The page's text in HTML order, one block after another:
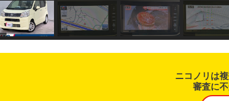
ニコノリは
審査に